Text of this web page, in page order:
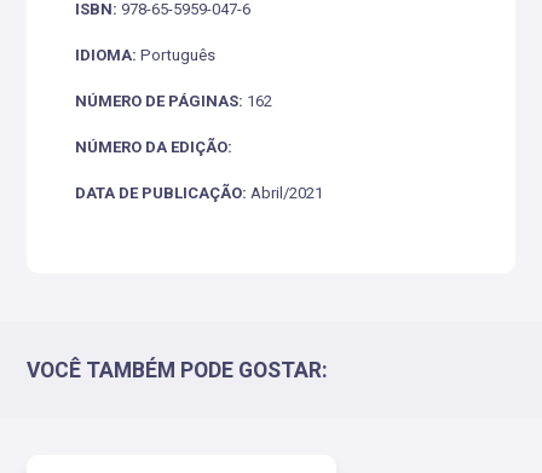
ISBN: 978-65-5959-047-6
IDIOMA: Português
NÚMERO DE PÁGINAS: 162
NÚMERO DA EDIÇÃO:
DATA DE PUBLICAÇÃO: Abril/2021
VOCÊ TAMBÉM PODE GOSTAR: